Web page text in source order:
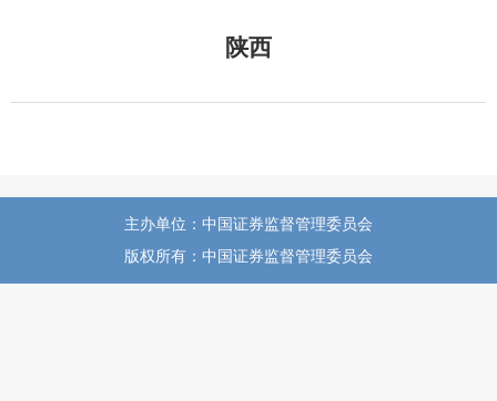
陕西
主办单位：中国证券监督管理委员会
版权所有：中国证券监督管理委员会